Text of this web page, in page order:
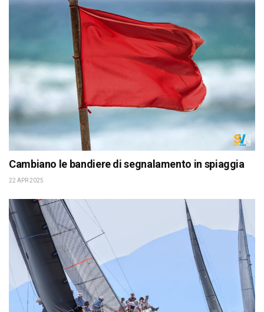
Cambiano le bandiere di segnalamento in spiaggia
22 APR 2025